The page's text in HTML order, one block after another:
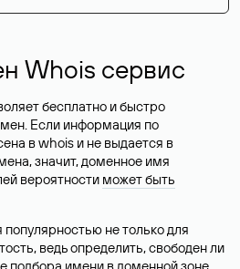
Whois сервис
бесплатно и быстро
Если информация по
в whois и не выдается в
значит, доменное имя
вероятности может быть
не только для
ведь определить, свободен ли